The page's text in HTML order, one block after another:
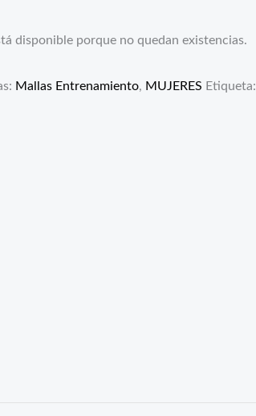
disponible porque no quedan existencias.
Mallas Entrenamiento, MUJERES Etiqueta: